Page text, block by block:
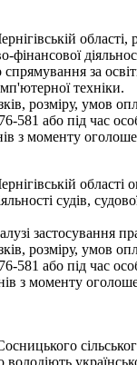
за
техніки.
розміру, умов
581 або під час
з моменту
судів,
застосування
розміру, умов
581 або під час
з моменту